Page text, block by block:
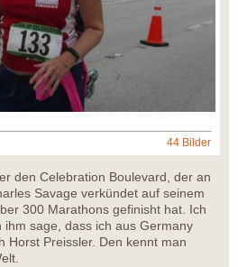
44 Bilder
den Celebration Boulevard, der an
Savage verkündet auf seinem
300 Marathons gefinisht hat. Ich
sage, dass ich aus Germany
Horst Preissler. Den kennt man